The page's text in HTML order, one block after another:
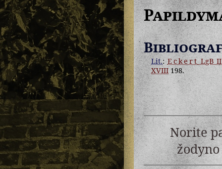
Lit.:EckertLgB II
XVIII198.
Norite